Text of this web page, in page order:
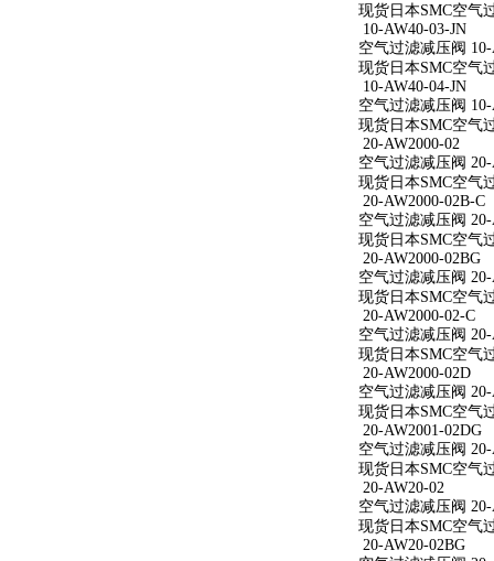
现货日本SMC空气
10-AW40-03-JN
空气过滤减压阀 10-
现货日本SMC空气
10-AW40-04-JN
空气过滤减压阀 10-
现货日本SMC空气
20-AW2000-02
空气过滤减压阀 20-
现货日本SMC空气
20-AW2000-02B-C
空气过滤减压阀 20-
现货日本SMC空气
20-AW2000-02BG
空气过滤减压阀 20-
现货日本SMC空气
20-AW2000-02-C
空气过滤减压阀 20-
现货日本SMC空气
20-AW2000-02D
空气过滤减压阀 20-
现货日本SMC空气
20-AW2001-02DG
空气过滤减压阀 20-
现货日本SMC空气
20-AW20-02
空气过滤减压阀 20-
现货日本SMC空气
20-AW20-02BG